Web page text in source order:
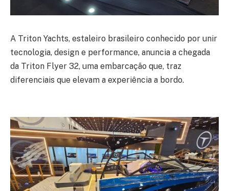
A Triton Yachts, estaleiro brasileiro conhecido por unir
tecnologia, design e performance, anuncia a chegada
da Triton Flyer 32, uma embarcação que, traz
diferenciais que elevam a experiência a bordo.